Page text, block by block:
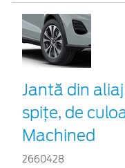
Jantă din aliaj
spițe, de
Machined
2660428